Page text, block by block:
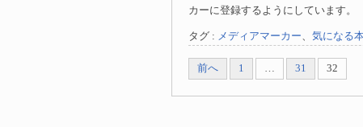
カーに登録するようにしています。
タグ : メディアマーカー、 気になる
前へ 1 … 31 32